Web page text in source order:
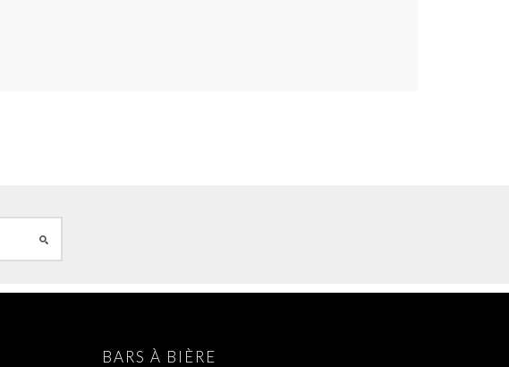
BARS À BIÈRE